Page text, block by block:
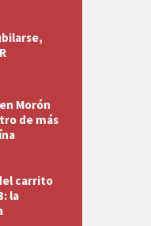
Morón
de más
carrito
la